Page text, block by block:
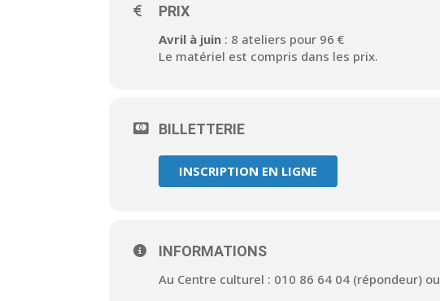
PRIX
Avril à juin : 8 ateliers pour 96 €
Le matériel est compris dans les prix.
BILLETTERIE
INSCRIPTION EN LIGNE
INFORMATIONS
Au Centre culturel : 010 86 64 04 (répondeur) ou